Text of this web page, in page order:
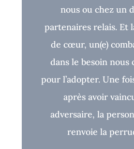
nous ou chez un
partenaires relais. Et
de cœur, un(e)
dans le besoin nous
pour l’adopter. Une
après avoir
adversaire, la
renvoie la